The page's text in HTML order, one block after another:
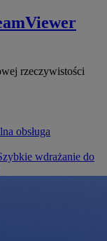
rzeczywistości
obsługa
wdrażanie do